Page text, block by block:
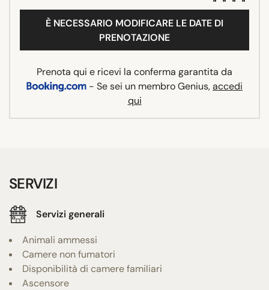
È NECESSARIO MODIFICARE LE DATE DI
PRENOTAZIONE
Prenota qui e ricevi la conferma garantita da
- Se sei un membro Genius,accedi
qui
SERVIZI
Servizi generali
Animali ammessi
Camere non fumatori
Disponibilità di camere familiari
Ascensore